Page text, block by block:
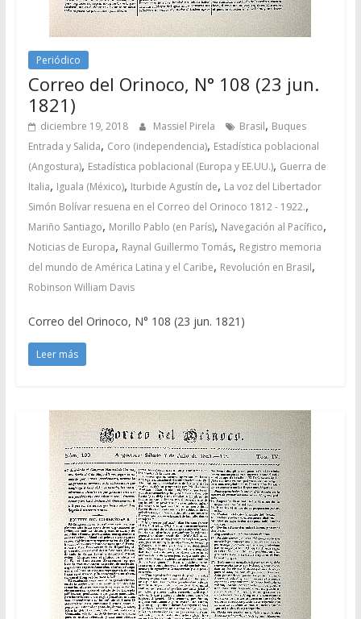
Periódico
Correo del Orinoco, N° 108 (23 jun.
1821)
diciembre 19, 2018 Massiel Pirela Brasil, Buques
Entrada y Salida, Coro (independencia), Estadística poblacional
(Angostura), Estadística poblacional (Europa y EE.UU.), Guerra de
Italia, Iguala (México), Iturbide Agustín de, La voz del Libertador
Simón Bolívar resuena en el Correo del Orinoco 1812 - 1922.,
Mariño Santiago, Morillo Pablo (en París), Navegación al Pacífico,
Noticias de Europa, Raynal Guillermo Tomás, Registro memoria
del mundo de América Latina y el Caribe, Revolución en Brasil,
Robinson William Davis
Correo del Orinoco, N° 108 (23 jun. 1821)
Leer más